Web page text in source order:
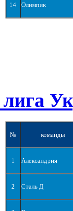
14 Олимпик
№ команды
1 Александрия
2 Сталь Д